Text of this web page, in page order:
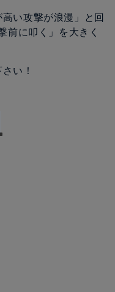
い攻撃が浪漫」と回
前に叩く」を大きく
い！